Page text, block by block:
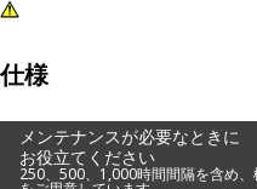
the hoist control valve
efficient control of
impacts that potentially
仕様
メンテナンスが必要なときに
お役立てください
250、500、1,000時間間隔を含め